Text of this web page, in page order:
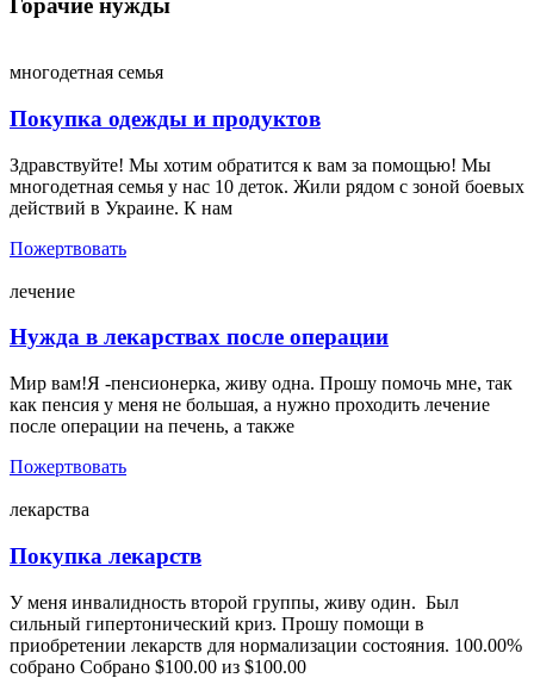
многодетная семья
Покупка одежды и продуктов
Здравствуйте! Мы хотим обратится к вам за помощью! Мы
многодетная семья у нас 10 деток. Жили рядом с зоной боевых
действий в Украине. К нам
Пожертвовать
лечение
Нужда в лекарствах после операции
Мир вам!Я -пенсионерка, живу одна. Прошу помочь мне, так
как пенсия у меня не большая, а нужно проходить лечение
после операции на печень, а также
Пожертвовать
лекарства
Покупка лекарств
У меня инвалидность второй группы, живу один. Был
сильный гипертонический криз. Прошу помощи в
приобретении лекарств для нормализации состояния. 100.00%
собрано Собрано $100.00 из $100.00